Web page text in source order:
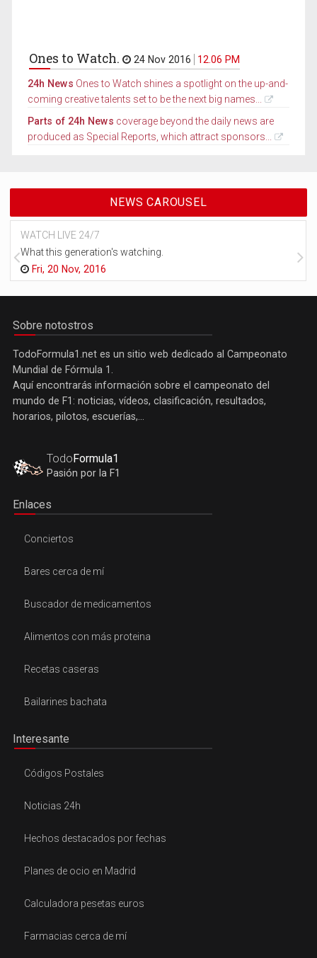
Ones to Watch. 24 Nov 2016 12.06 PM
24h News Ones to Watch shines a spotlight on the up-and-
coming creative talents set to be the next big names...
Parts of 24h News coverage beyond the daily news are
produced as Special Reports, which attract sponsors...
NEWS CAROUSEL
WATCH LIVE 24/7
What this generation's watching.
Fri, 20 Nov, 2016
Sobre notostros
TodoFormula1.net es un sitio web dedicado al Campeonato
Mundial de Fórmula 1.
Aquí encontrarás información sobre el campeonato del
mundo de F1: noticias, vídeos, clasificación, resultados,
horarios, pilotos, escuerías,...
TodoFormula1
Pasión por la F1
Enlaces
Conciertos
Bares cerca de mí
Buscador de medicamentos
Alimentos con más proteina
Recetas caseras
Bailarines bachata
Interesante
Códigos Postales
Noticias 24h
Hechos destacados por fechas
Planes de ocio en Madrid
Calculadora pesetas euros
Farmacias cerca de mí